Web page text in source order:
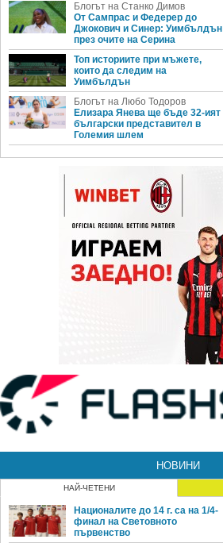
Блогът на Станко Димов
От Сампрас и Федерер до
Джокович и Синер: Уимбълдън
през очите на Серина
Топ историите при мъжете,
които да следим на
Уимбълдън
Блогът на Любо Тодоров
Елизара Янева ще бъде 32-ият
български представител в
Големия шлем
НОВИНИ
НАЙ-ЧЕТЕНИ
Националите до 14 г. са на 1/4-
финал на Световното
първенство